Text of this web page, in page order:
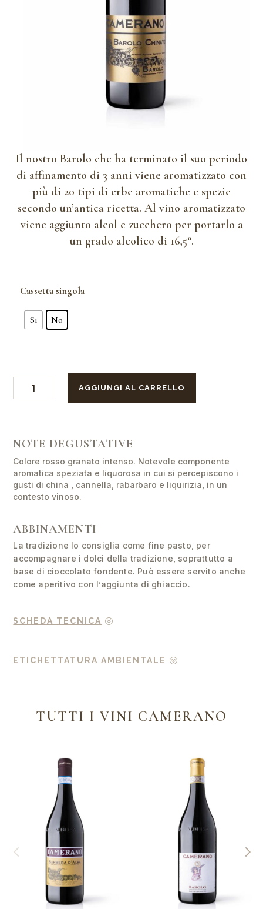
Il nostro Barolo che ha terminato il suo periodo
di affinamento di 3 anni viene aromatizzato con
più di 20 tipi di erbe aromatiche e spezie
secondo un’antica ricetta. Al vino aromatizzato
viene aggiunto alcol e zucchero per portarlo a
un grado alcolico di 16,5°.
Cassetta singola
Si No
Barolo
Chinato
quantità
AGGIUNGI AL CARRELLO
NOTE DEGUSTATIVE
Colore rosso granato intenso. Notevole componente
aromatica speziata e liquorosa in cui si percepiscono i
gusti di china , cannella, rabarbaro e liquirizia, in un
contesto vinoso.
ABBINAMENTI
La tradizione lo consiglia come fine pasto, per
accompagnare i dolci della tradizione, soprattutto a
base di cioccolato fondente. Può essere servito anche
come aperitivo con l’aggiunta di ghiaccio.
SCHEDA TECNICA
ETICHETTATURA AMBIENTALE
TUTTI I VINI CAMERANO